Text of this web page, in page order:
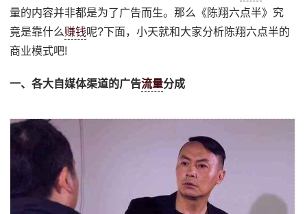
量的内容并非都是为了广告而生。那么《陈翔六点半》究
竟是靠什么赚钱呢?下面，小天就和大家分析陈翔六点半的
商业模式吧!
一、各大自媒体渠道的广告流量分成